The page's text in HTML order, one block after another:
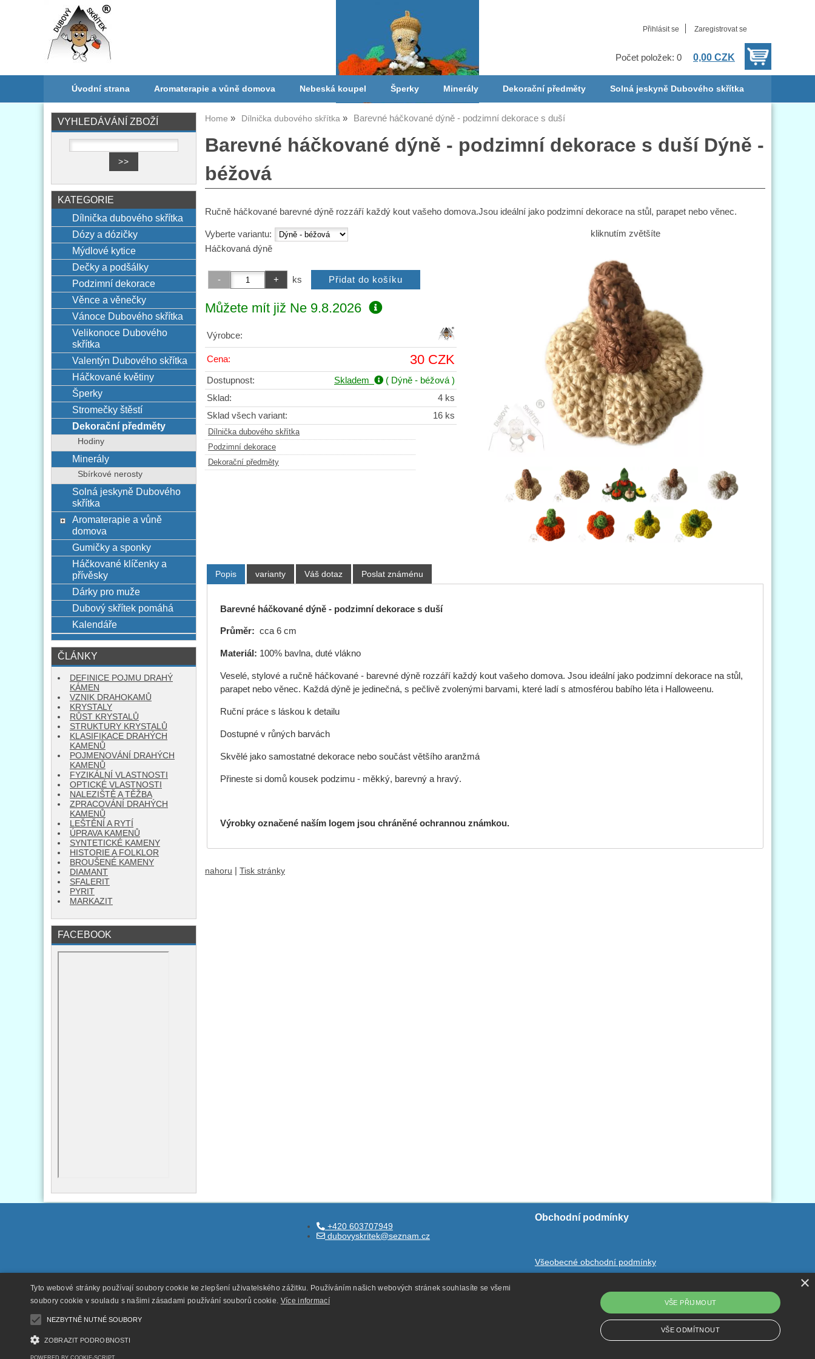
Přihlásit se Zaregistrovat se
Počet položek: 0 0,00 CZK
Úvodní strana Aromaterapie a vůně domova Nebeská koupel Šperky Minerály Dekorační předměty Solná jeskyně Dubového skřítka
Home Dílnička dubového skřítka Barevné háčkované dýně - podzimní dekorace s duší
Barevné háčkované dýně - podzimní dekorace s duší Dýně -
béžová
Ručně háčkované barevné dýně rozzáří každý kout vašeho domova.Jsou ideální jako podzimní dekorace na stůl, parapet nebo věnec.
kliknutím zvětšíte
Vyberte variantu:
Háčkovaná dýně
ks
Můžete mít již Ne 9.8.2026
Výrobce:
Cena: 30 CZK
Dostupnost: Skladem
( Dýně - béžová )
Sklad:
4 ks
Sklad všech variant:
16 ks
Dílnička dubového skřítka
Podzimní dekorace
Dekorační předměty
Popis varianty Váš dotaz Poslat známénu
Barevné háčkované dýně - podzimní dekorace s duší
Průměr: cca 6 cm
Materiál: 100% bavlna, duté vlákno
Veselé, stylové a ručně háčkované - barevné dýně rozzáří každý kout vašeho domova. Jsou ideální jako podzimní dekorace na stůl,
parapet nebo věnec. Každá dýně je jedinečná, s pečlivě zvolenými barvami, které ladí s atmosférou babího léta i Halloweenu.
Ruční práce s láskou k detailu
Dostupné v růných barvách
Skvělé jako samostatné dekorace nebo součást většího aranžmá
Přineste si domů kousek podzimu - měkký, barevný a hravý.
Výrobky označené naším logem jsou chráněné ochrannou známkou.
nahoru Tisk stránky
VYHLEDÁVÁNÍ ZBOŽÍ
KATEGORIE
Dílnička dubového skřítka
Dózy a dózičky
Mýdlové kytice
Dečky a podšálky
Podzimní dekorace
Věnce a věnečky
Vánoce Dubového skřítka
Velikonoce Dubového
skřítka
Valentýn Dubového skřítka
Háčkované květiny
Šperky
Stromečky štěstí
Dekorační předměty
Hodiny
Minerály
Sbírkové nerosty
Solná jeskyně Dubového
skřítka
Aromaterapie a vůně
domova
Gumičky a sponky
Háčkované klíčenky a
přívěsky
Dárky pro muže
Dubový skřítek pomáhá
Kalendáře
ČLÁNKY
DEFINICE POJMU DRAHÝ
KÁMEN
VZNIK DRAHOKAMŮ
KRYSTALY
RŮST KRYSTALŮ
STRUKTURY KRYSTALŮ
KLASIFIKACE DRAHÝCH
KAMENŮ
POJMENOVÁNÍ DRAHÝCH
KAMENŮ
FYZIKÁLNÍ VLASTNOSTI
OPTICKÉ VLASTNOSTI
NALEZIŠTĚ A TĚŽBA
ZPRACOVÁNÍ DRAHÝCH
KAMENŮ
LEŠTĚNÍ A RYTÍ
ÚPRAVA KAMENŮ
SYNTETICKÉ KAMENY
HISTORIE A FOLKLOR
BROUŠENÉ KAMENY
DIAMANT
SFALERIT
PYRIT
MARKAZIT
FACEBOOK
+420 603707949
dubovyskritek@seznam.cz
Obchodní podmínky
Všeobecné obchodní podmínky
Odstoupení od smlouvy
×
Tyto webové stránky používají soubory cookie ke zlepšení uživatelského zážitku. Používáním našich webových stránek souhlasíte se všemi
soubory cookie v souladu s našimi zásadami používání souborů cookie. Více informací
NEZBYTNĚ NUTNÉ SOUBORY
ZOBRAZIT PODROBNOSTI
VŠE PŘIJMOUT
VŠE ODMÍTNOUT
POWERED BY COOKIE-SCRIPT